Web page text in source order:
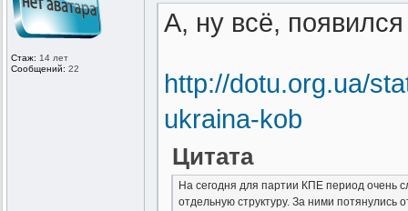
Стаж: 14 лет
Сообщений: 22
А, ну всё,
http://dotu.org.ua/
ukraina-kob
Цитата
На сегодня для партии КПЕ период очень
отдельную структуру. За ними